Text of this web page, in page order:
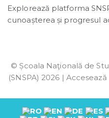
Explorează platforma
cunoașterea și progresul
© Școala Naţională de
(SNSPA) 2026 | Accesează